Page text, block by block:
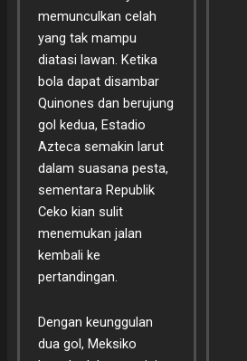
memunculkan celah
yang tak mampu
diatasi lawan. Ketika
bola dapat disambar
Quinones dan berujung
gol kedua, Estadio
Azteca semakin larut
dalam suasana pesta,
sementara Republik
Ceko kian sulit
menemukan jalan
kembali ke
pertandingan.
Dengan keunggulan
dua gol, Meksiko